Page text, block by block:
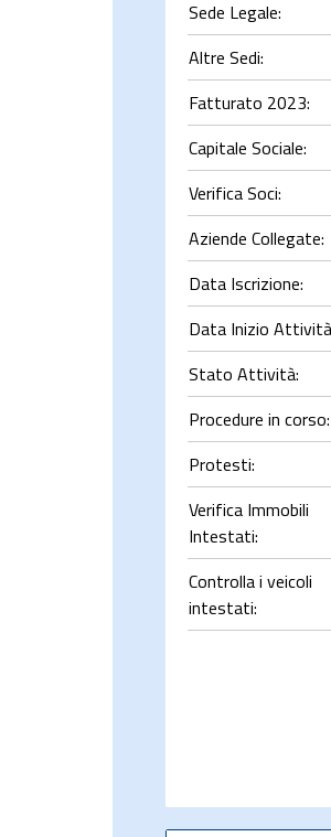
Sede Legale:
Altre Sedi:
Fatturato 2023:
Capitale Sociale:
Verifica Soci:
Aziende Collegate:
Data Iscrizione:
Data Inizio
Stato Attività:
Procedure in corso:
Protesti:
Verifica Immobili
Intestati:
Controlla i veicoli
intestati: